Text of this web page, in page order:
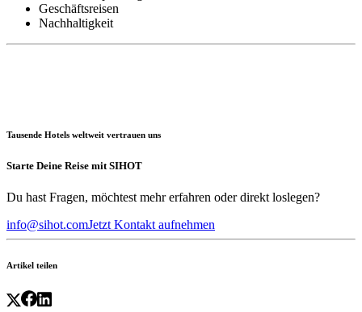
Geschäftsreisen
Nachhaltigkeit
Tausende Hotels weltweit vertrauen uns
Starte Deine Reise mit SIHOT
Du hast Fragen, möchtest mehr erfahren oder direkt loslegen?
info@sihot.comJetzt Kontakt aufnehmen
Artikel teilen